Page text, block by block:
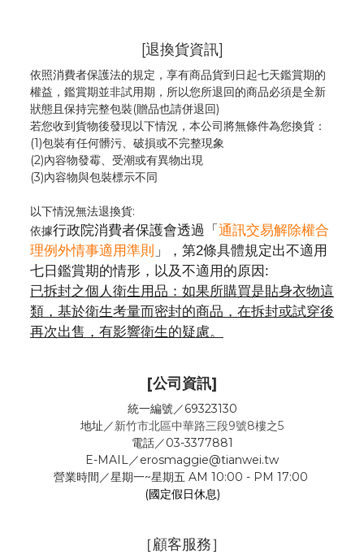
[退換貨資訊]
依照消費者保護法的規定，享有商品貨到日起七天鑑賞期的
權益，鑑賞期並非試用期，所以您所退回的商品必須是全新
狀態且保持完整包裝(贈品也請併退回)
若您收到貨物後發現以下情況，本公司將無條件為您換貨：
(1)包裝有任何髒污、破損或不完整現象
(2)內容物發霉、 受潮或有異物出現
(3)內容物與包裝標示不同
以下情況無法退換貨:
依據行政院消費者保護會透過「 通訊交易解除權合
理例外情事適用準則 」，第2條具體規定出不適用
七日鑑賞期的情形，以及不適用的原因:
已拆封之個人衛生用品：如果所購買是貼身衣物這
類，基於衛生考量而密封的商品，在拆封或試穿後
再次出售，有影響衛生的疑慮。
[公司資訊]
統一編號／69323130
地址／新竹市北區中華路三段9號8樓之5
電話／03-3377881
E-MAIL／erosmaggie@tianwei.tw
營業時間／星期一~星期五 AM 10:00 - PM 17:00
(國定假日休息)
［顧客服務］